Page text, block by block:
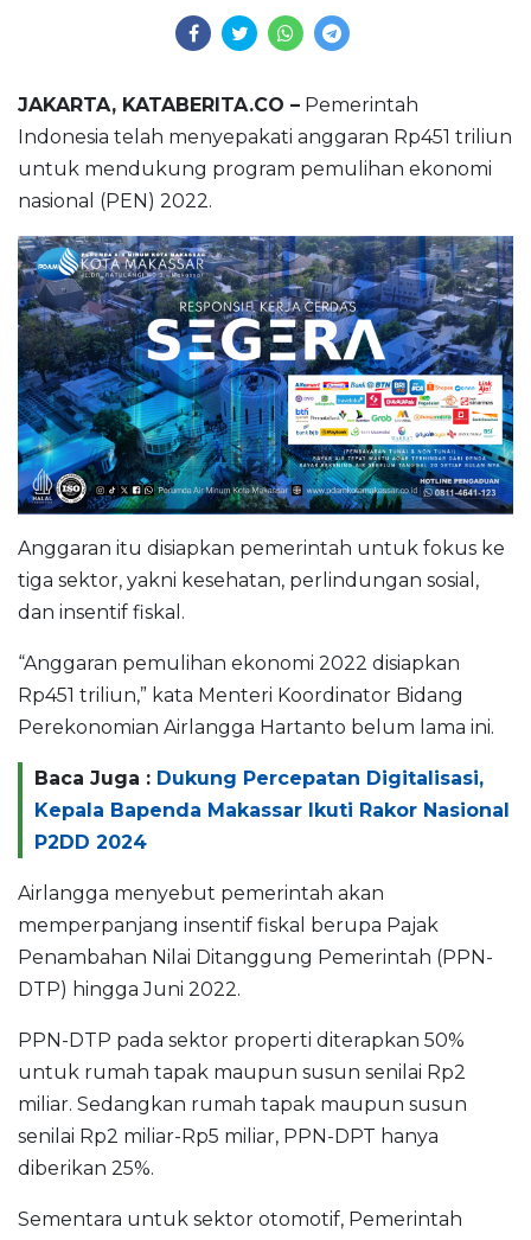
JAKARTA, KATABERITA.CO – Pemerintah
Indonesia telah menyepakati anggaran Rp451 triliun
untuk mendukung program pemulihan ekonomi
nasional (PEN) 2022.
Anggaran itu disiapkan pemerintah untuk fokus ke
tiga sektor, yakni kesehatan, perlindungan sosial,
dan insentif fiskal.
“Anggaran pemulihan ekonomi 2022 disiapkan
Rp451 triliun,” kata Menteri Koordinator Bidang
Perekonomian Airlangga Hartanto belum lama ini.
Baca Juga : Dukung Percepatan Digitalisasi,
Kepala Bapenda Makassar Ikuti Rakor Nasional
P2DD 2024
Airlangga menyebut pemerintah akan
memperpanjang insentif fiskal berupa Pajak
Penambahan Nilai Ditanggung Pemerintah (PPN-
DTP) hingga Juni 2022.
PPN-DTP pada sektor properti diterapkan 50%
untuk rumah tapak maupun susun senilai Rp2
miliar. Sedangkan rumah tapak maupun susun
senilai Rp2 miliar-Rp5 miliar, PPN-DPT hanya
diberikan 25%.
Sementara untuk sektor otomotif, Pemerintah